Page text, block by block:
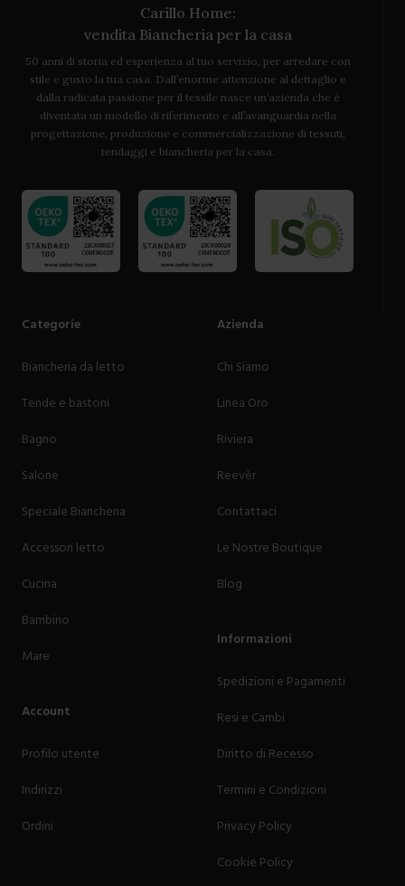
Carillo Home:
vendita Biancheria per la casa
50 anni di storia ed esperienza al tuo servizio, per arredare con
stile e gusto la tua casa. Dall’enorme attenzione al dettaglio e
dalla radicata passione per il tessile nasce un’azienda che è
diventata un modello di riferimento e all’avanguardia nella
progettazione, produzione e commercializzazione di tessuti,
tendaggi e biancheria per la casa.
Categorie
Biancheria da letto
Tende e bastoni
Bagno
Salone
Speciale Biancheria
Accessori letto
Cucina
Bambino
Mare
Account
Profilo utente
Indirizzi
Ordini
Azienda
Chi Siamo
Linea Oro
Riviera
Reevèr
Contattaci
Le Nostre Boutique
Blog
Informazioni
Spedizioni e Pagamenti
Resi e Cambi
Diritto di Recesso
Termini e Condizioni
Privacy Policy
Cookie Policy